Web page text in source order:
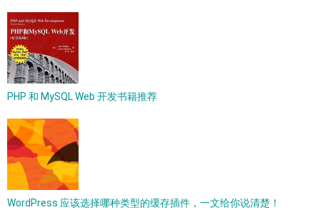
PHP 和 MySQL Web 开发书籍推荐
WordPress 应该选择哪种类型的缓存插件，一文给你说清楚！